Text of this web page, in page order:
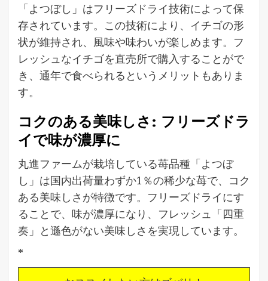
「よつぼし」はフリーズドライ技術によって保
存されています。この技術により、イチゴの形
状が維持され、風味や味わいが楽しめます。フ
レッシュなイチゴを直売所で購入することがで
き、通年で食べられるというメリットもありま
す。
コクのある美味しさ: フリーズドラ
イで味が濃厚に
丸進ファームが栽培している苺品種「よつぼ
し」は国内出荷量わずか1％の稀少な苺で、コク
ある美味しさが特徴です。フリーズドライにす
ることで、味が濃厚になり、フレッシュ「四重
奏」と遜色がない美味しさを実現しています。
*